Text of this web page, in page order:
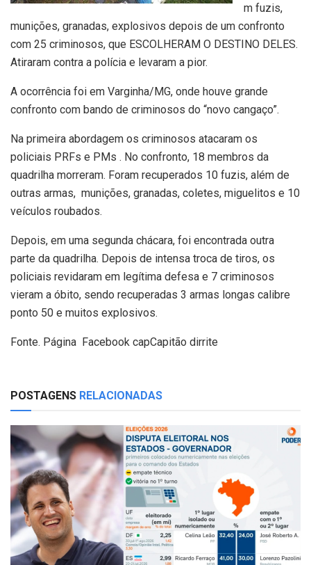
m fuzis,
munições, granadas, explosivos depois de um confronto
com 25 criminosos, que ESCOLHERAM O DESTINO DELES.
Atiraram contra a polícia e levaram a pior.
A ocorrência foi em Varginha/MG, onde houve grande
confronto com bando de criminosos do “novo cangaço”.
Na primeira abordagem os criminosos atacaram os
policiais PRFs e PMs . No confronto, 18 membros da
quadrilha morreram. Foram recuperados 10 fuzis, além de
outras armas, munições, granadas, coletes, miguelitos e 10
veículos roubados.
Depois, em uma segunda chácara, foi encontrada outra
parte da quadrilha. Depois de intensa troca de tiros, os
policiais revidaram em legítima defesa e 7 criminosos
vieram a óbito, sendo recuperadas 3 armas longas calibre
ponto 50 e muitos explosivos.
Fonte. Página Facebook capCapitão dirrite
POSTAGENS RELACIONADAS